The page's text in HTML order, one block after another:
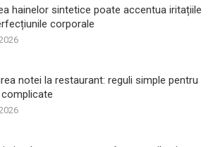
hainelor sintetice poate accentua iritațiile
corporale
notei la restaurant: reguli simple pentru